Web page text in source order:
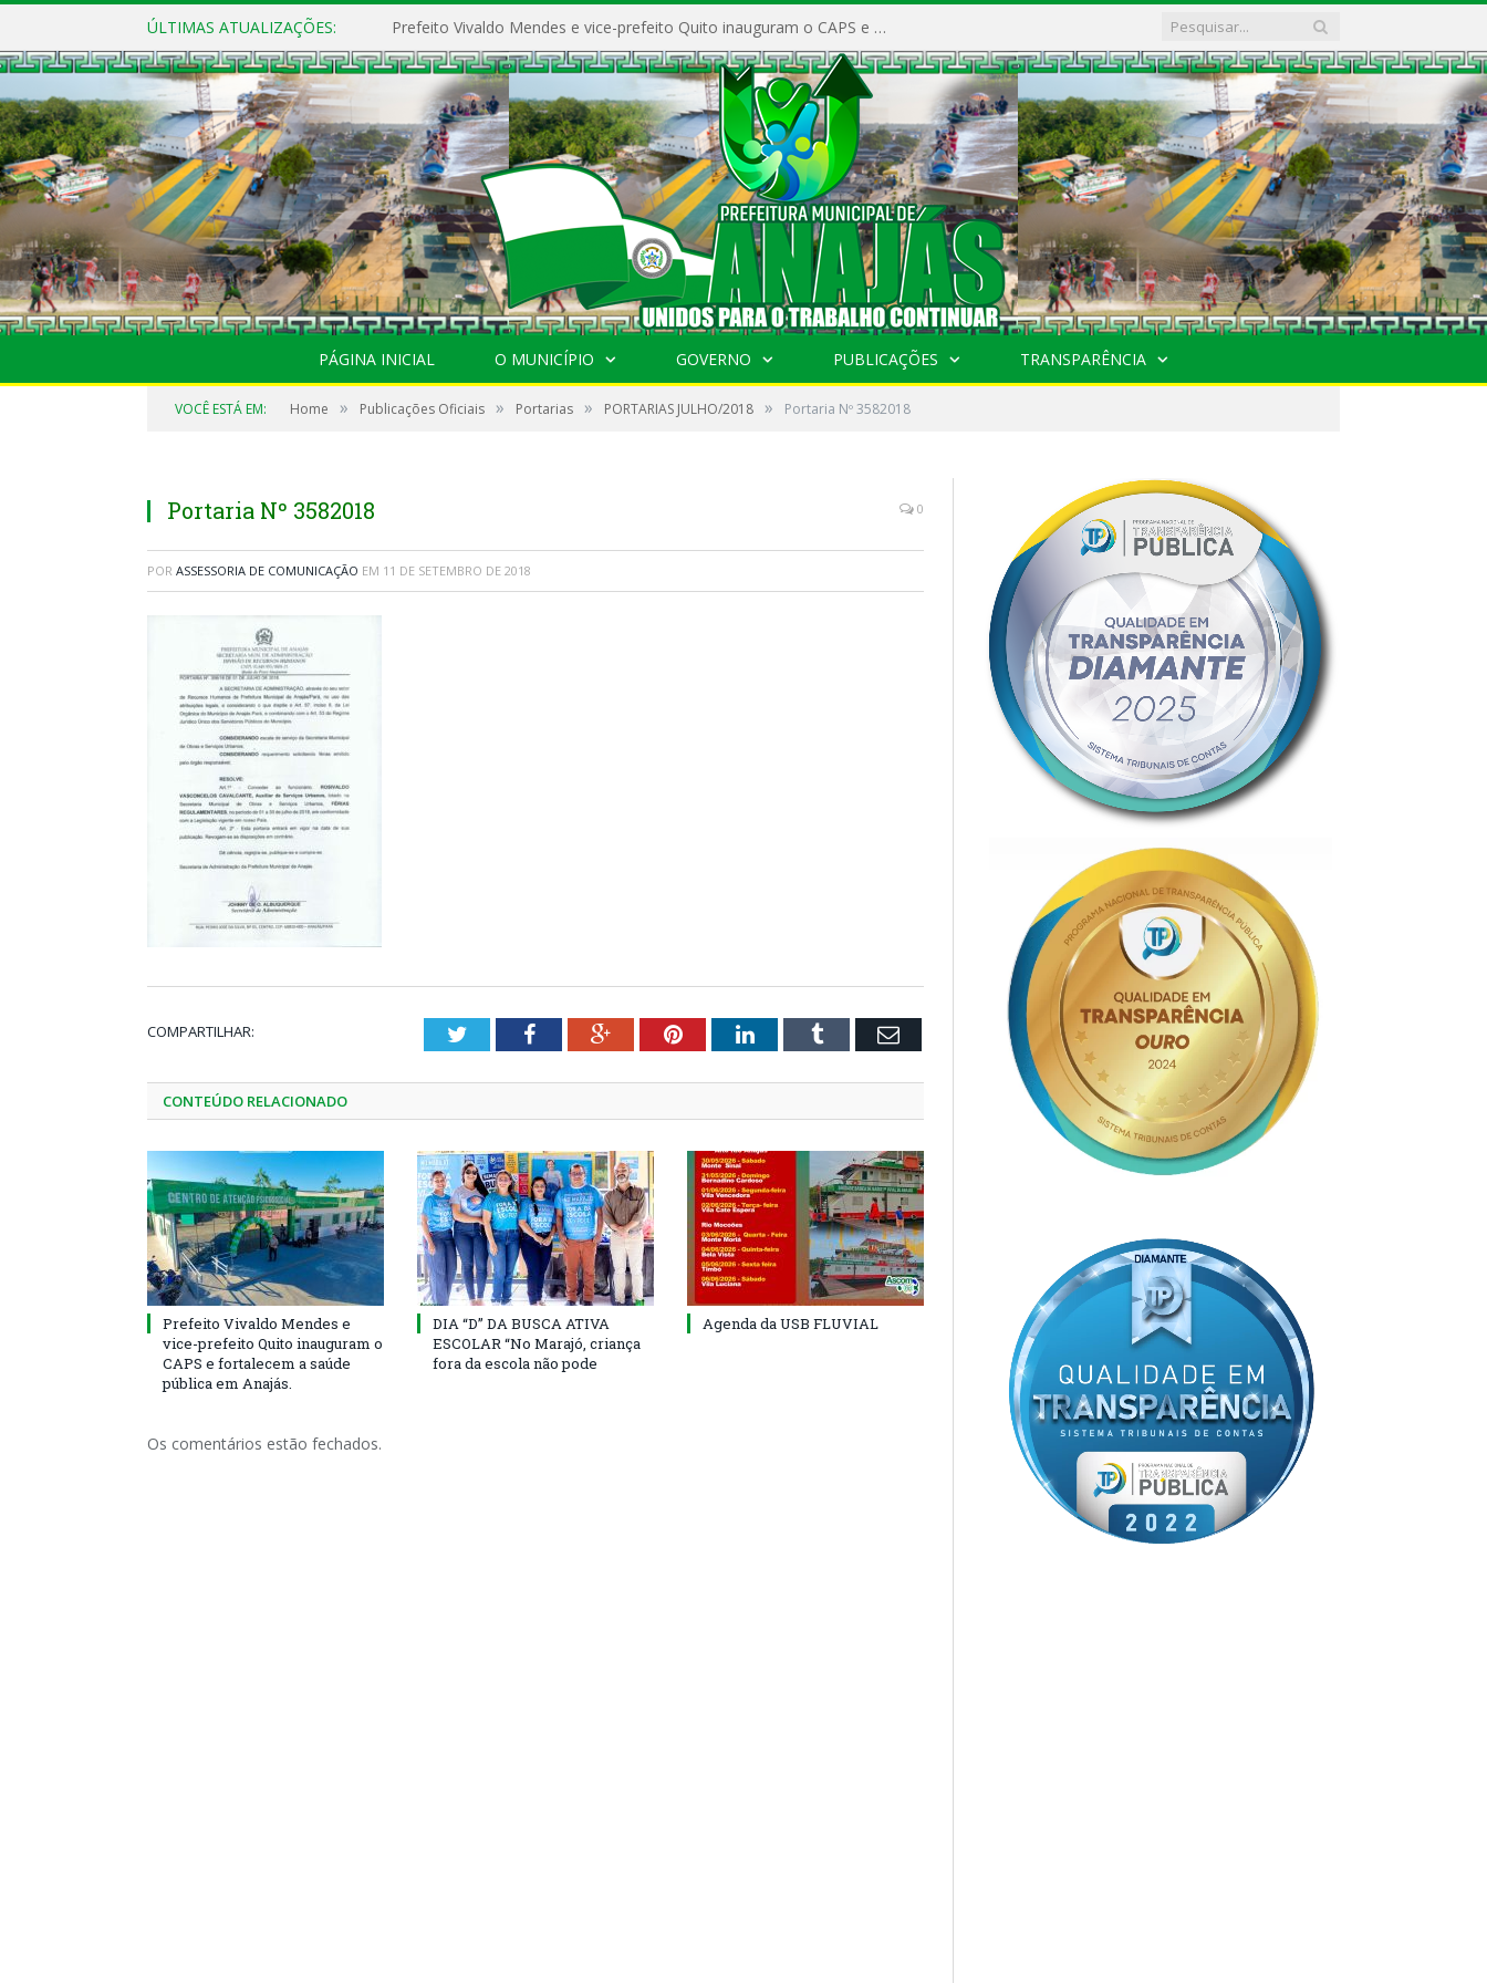
ÚLTIMAS ATUALIZAÇÕES: Prefeito Vivaldo Mendes e vice-prefeito Quito inauguram o CAPS e fortalecem a saúde pública em Anajás.
PÁGINA INICIAL O MUNICÍPIO GOVERNO PUBLICAÇÕES TRANSPARÊNCIA
VOCÊ ESTÁ EM: Home » Publicações Oficiais » Portarias » PORTARIAS JULHO/2018 » Portaria Nº 3582018
Portaria Nº 3582018 0
POR ASSESSORIA DE COMUNICAÇÃO EM 11 DE SETEMBRO DE 2018
COMPARTILHAR: TwitterFacebookGoogle+PinterestLinkedInTumblr Email
CONTEÚDO RELACIONADO
Prefeito Vivaldo Mendes e
vice-prefeito Quito inauguram o
CAPS e fortalecem a saúde
pública em Anajás.
DIA “D” DA BUSCA ATIVA
ESCOLAR “No Marajó, criança
fora da escola não pode
Agenda da USB FLUVIAL
Os comentários estão fechados.